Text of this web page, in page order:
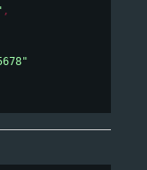
,